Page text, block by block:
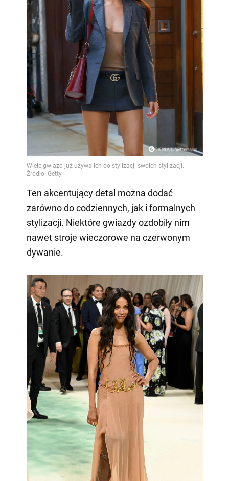
Ten akcentujący detal można dodać
zarówno do codziennych, jak i formalnych
stylizacji. Niektóre gwiazdy ozdobiły nim
nawet stroje wieczorowe na czerwonym
dywanie.